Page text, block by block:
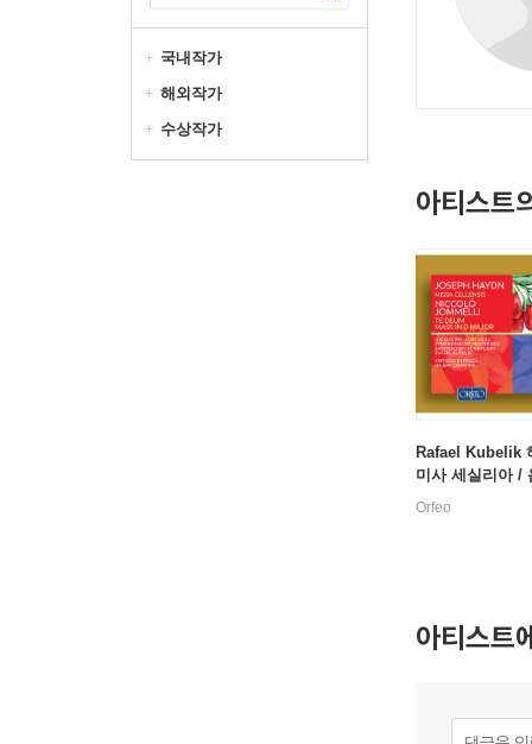
국내작가
해외작가
수상작가
아티스트
Rafael Kubelik
미사 세실리아 /
테 데움, 미사 D
Orfeo
아티스트